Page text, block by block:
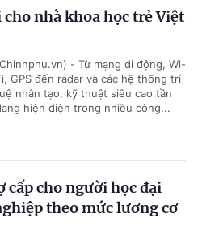
cho nhà khoa học trẻ Việt
- Từ mạng di động, Wi-
GPS đến radar và các hệ thống trí
nhân tạo, kỹ thuật siêu cao tần
hiện diện trong nhiều công...
cho người học đại
theo mức lương cơ